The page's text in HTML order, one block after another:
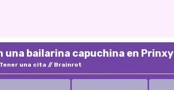
una bailarina capuchina en Prinxy
Tener una cita Brainrot